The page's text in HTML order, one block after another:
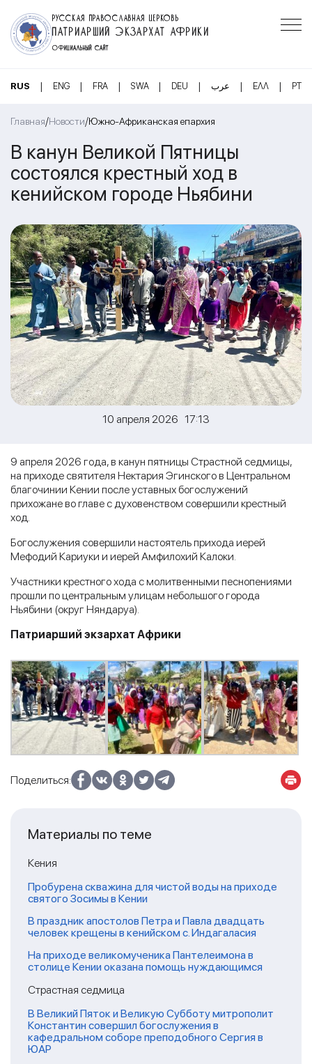
РУССКАЯ ПРАВОСЛАВНАЯ ЦЕРКОВЬ
ПАТРИАРШИЙ ЭКЗАРХАТ АФРИКИ
ОФИЦИАЛЬНЫЙ САЙТ
RUS | ENG | FRA | SWA | DEU | عرب | ΕΛΛ | PT
Главная/Новости/Южно-Африканская епархия
В канун Великой Пятницы
состоялся крестный ход в
кенийском городе Ньябини
10 апреля 2026 17:13
9 апреля 2026 года, в канун пятницы Страстной седмицы,
на приходе святителя Нектария Эгинского в Центральном
благочинии Кении после уставных богослужений
прихожане во главе с духовенством совершили крестный
ход.
Богослужения совершили настоятель прихода иерей
Мефодий Кариуки и иерей Амфилохий Калоки.
Участники крестного хода с молитвенными песнопениями
прошли по центральным улицам небольшого города
Ньябини (округ Няндаруа).
Патриарший экзархат Африки
Поделиться:
Материалы по теме
Кения
Пробурена скважина для чистой воды на приходе
святого Зосимы в Кении
В праздник апостолов Петра и Павла двадцать
человек крещены в кенийском с. Индагаласия
На приходе великомученика Пантелеимона в
столице Кении оказана помощь нуждающимся
Страстная седмица
В Великий Пяток и Великую Субботу митрополит
Константин совершил богослужения в
кафедральном соборе преподобного Сергия в
ЮАР